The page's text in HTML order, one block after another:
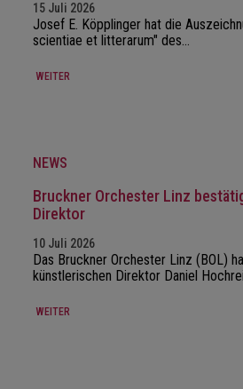
15 Juli 2026
Josef E. Köpplinger hat die
scientiae et litterarum" des…
WEITER
NEWS
Bruckner Orchester Linz
Direktor
10 Juli 2026
Das Bruckner Orchester Linz (BOL)
künstlerischen Direktor Daniel
WEITER